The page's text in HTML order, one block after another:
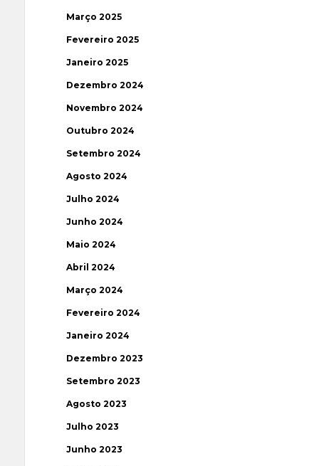
Março 2025
Fevereiro 2025
Janeiro 2025
Dezembro 2024
Novembro 2024
Outubro 2024
Setembro 2024
Agosto 2024
Julho 2024
Junho 2024
Maio 2024
Abril 2024
Março 2024
Fevereiro 2024
Janeiro 2024
Dezembro 2023
Setembro 2023
Agosto 2023
Julho 2023
Junho 2023